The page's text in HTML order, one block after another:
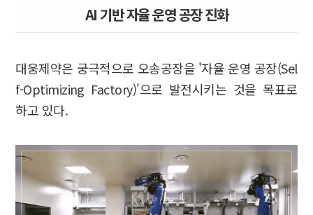
AI 기반 자율 운영 공장 진화
대웅제약은 궁극적으로 오송공장을 '자율 운영 공장(Sel
f-Optimizing Factory)'으로 발전시키는 것을 목표로
하고 있다.